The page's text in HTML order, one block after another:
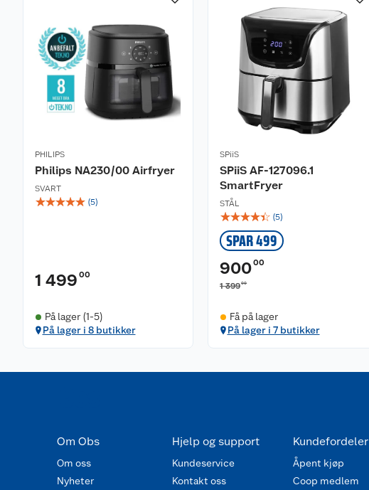
PHILIPS
Philips NA230/00 Airfryer
SVART
☆☆☆☆☆ (5)
1 499 00
På lager (1-5)
På lager i 8 butikker
SPiiS
SPiiS AF-127096.1
SmartFryer
STÅL
☆☆☆☆☆ (5)
SPAR 499
90000
1 39900
Få på lager
På lager i 7 butikker
Om Obs
Om oss
Nyheter
Hjelp og support
Kundeservice
Kontakt oss
Kundefordeler
Åpent kjøp
Coop medlem